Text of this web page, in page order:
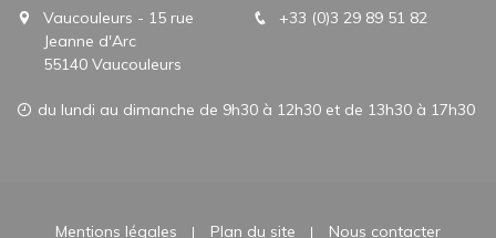
Vaucouleurs - 15 rue
Jeanne d'Arc
55140 Vaucouleurs
+33 (0)3 29 89 51 82
du lundi au dimanche de 9h30 à 12h30 et de 13h30 à 17h30
Mentions légales Plan du site Nous contacter